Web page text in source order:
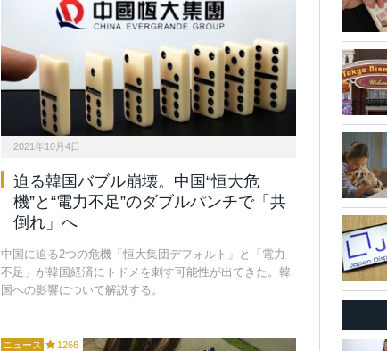
2021年10月4日
迫る韓国バブル崩壊。中国“恒大危
機”と“電力不足”のダブルパンチで「共
倒れ」へ
中国に迫る2つの危機「恒大集団デフォルト」と「電力
不足」が韓国経済にトドメを刺す可能性が出てきた。韓
国への影響について解説する。
ニュース 1266